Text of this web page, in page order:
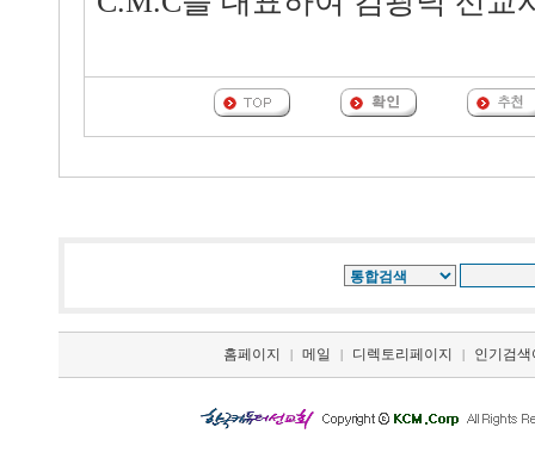
홈페이지 | 메일 | 디렉토리페이지 | 인기검색